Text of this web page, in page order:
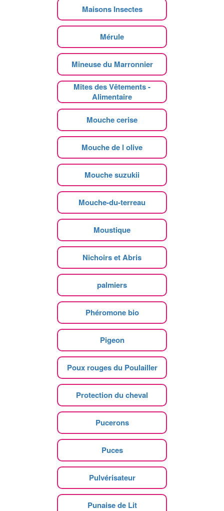
Maisons Insectes
Mérule
Mineuse du Marronnier
Mites des Vêtements -
Alimentaire
Mouche cerise
Mouche de l olive
Mouche suzukii
Mouche-du-terreau
Moustique
Nichoirs et Abris
palmiers
Phéromone bio
Pigeon
Poux rouges du Poulailler
Protection du cheval
Pucerons
Puces
Pulvérisateur
Punaise de Lit